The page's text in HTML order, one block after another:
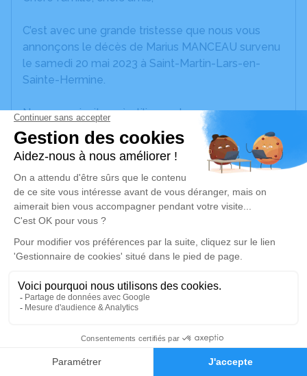
Faire-part Hommages
C’est avec une grande tristesse que nous vous
annonçons le décès de Marius MANCEAU survenu
le samedi 20 mai 2023 à Saint-Martin-Lars-en-
Sainte-Hermine.
Nous vous invitons à utiliser cet espace pour
laisser vos condoléances, partager des photos
souvenirs, une anecdote ou exprimer vos pensées
à travers des poèmes ou des textes. Cet endroit
est un lieu d'expression dédié à honorer la
mémoire de Marius MANCEAU.
Un service de plantation d’arbre hommage est
disponible ici.
Je rends hommage
mercredi 24 mai 2023 à 10h30
Église St Martin Lars de Saint-Martin-Lars-en-